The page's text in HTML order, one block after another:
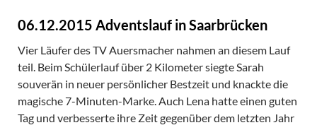
06.12.2015 Adventslauf in Saarbrücken
Vier Läufer des TV Auersmacher nahmen an diesem Lauf
teil. Beim Schülerlauf über 2 Kilometer siegte Sarah
souverän in neuer persönlicher Bestzeit und knackte die
magische 7-Minuten-Marke. Auch Lena hatte einen guten
Tag und verbesserte ihre Zeit gegenüber dem letzten Jahr